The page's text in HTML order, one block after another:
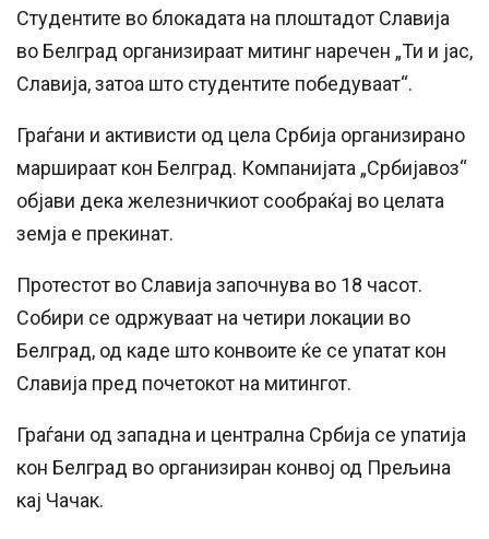
Студентите во блокадата на плоштадот Славија
во Белград организираат митинг наречен „Ти и јас,
Славија, затоа што студентите победуваат“.
Граѓани и активисти од цела Србија организирано
маршираат кон Белград. Компанијата „Србијавоз“
објави дека железничкиот сообраќај во целата
земја е прекинат.
Протестот во Славија започнува во 18 часот.
Собири се одржуваат на четири локации во
Белград, од каде што конвоите ќе се упатат кон
Славија пред почетокот на митингот.
Граѓани од западна и централна Србија се упатија
кон Белград во организиран конвој од Прељина
кај Чачак.